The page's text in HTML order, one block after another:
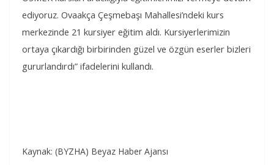
ediyoruz. Ovaakça Çeşmebaşı Mahallesi’ndeki kurs
merkezinde 21 kursiyer eğitim aldı. Kursiyerlerimizin
ortaya çıkardığı birbirinden güzel ve özgün eserler bizleri
gururlandırdı” ifadelerini kullandı.
Kaynak: (BYZHA) Beyaz Haber Ajansı